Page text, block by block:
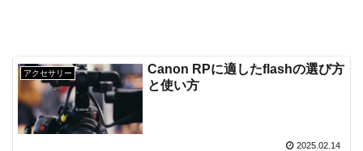
アクセサリー
Canon RPに適したflashの選び方
と使い方
2025.02.14